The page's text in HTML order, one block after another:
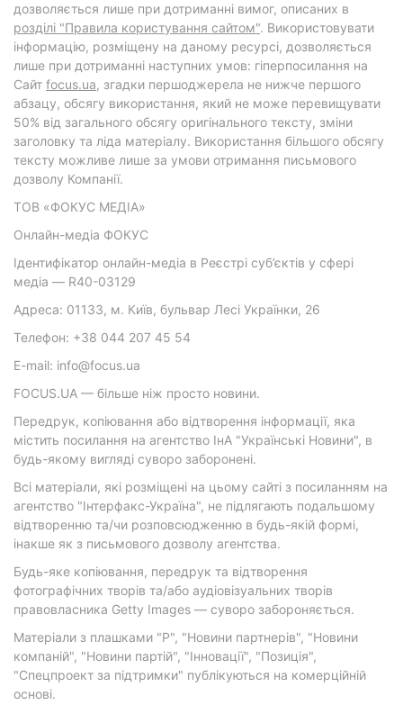
дозволяється лише при дотриманні вимог, описаних в
розділі "Правила користування сайтом". Використовувати
інформацію, розміщену на даному ресурсі, дозволяється
лише при дотриманні наступних умов: гіперпосилання на
Cайт focus.ua, згадки першоджерела не нижче першого
абзацу, обсягу використання, який не може перевищувати
50% від загального обсягу оригінального тексту, зміни
заголовку та ліда матеріалу. Використання більшого обсягу
тексту можливе лише за умови отримання письмового
дозволу Компанії.
ТОВ «ФОКУС МЕДІА»
Онлайн-медіа ФОКУС
Ідентифікатор онлайн-медіа в Реєстрі суб’єктів у сфері
медіа — R40-03129
Адреса: 01133, м. Київ, бульвар Лесі Українки, 26
Телефон: +38 044 207 45 54
E-mail: info@focus.ua
FOCUS.UA — більше ніж просто новини.
Передрук, копіювання або відтворення інформації, яка
містить посилання на агентство ІнА "Українські Новини", в
будь-якому вигляді суворо заборонені.
Всі матеріали, які розміщені на цьому сайті з посиланням на
агентство "Інтерфакс-Україна", не підлягають подальшому
відтворенню та/чи розповсюдженню в будь-якій формі,
інакше як з письмового дозволу агентства.
Будь-яке копіювання, передрук та відтворення
фотографічних творів та/або аудіовізуальних творів
правовласника Getty Images — суворо забороняється.
Матеріали з плашками "Р", "Новини партнерів", "Новини
компаній", "Новини партій", "Інновації", "Позиція",
"Спецпроект за підтримки" публікуються на комерційній
основі.